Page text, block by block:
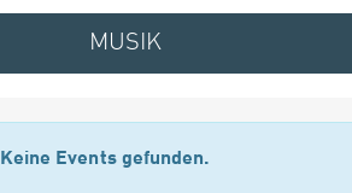
MUSIK
Keine Events gefunden.